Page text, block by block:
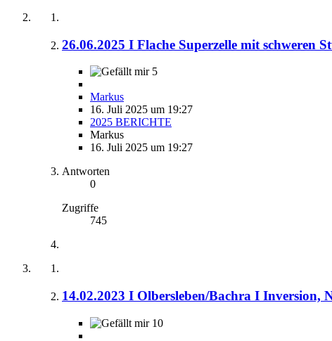
26.06.2025 I Flache Superzelle mit schweren
5
Markus
16. Juli 2025 um 19:27
2025 BERICHTE
Markus
16. Juli 2025 um 19:27
Antworten
0
Zugriffe
745
14.02.2023 I Olbersleben/Bachra I Inversion,
10